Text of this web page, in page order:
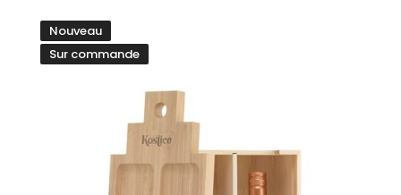
Nouveau
Sur commande